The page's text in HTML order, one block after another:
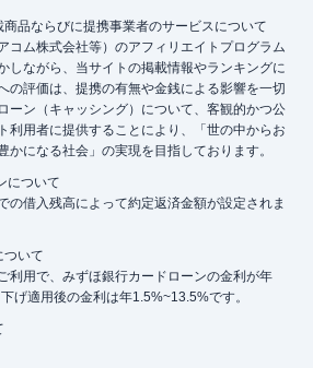
品ならびに提携事業者のサービスについて
コム株式会社等）のアフィリエイトプログラム
しながら、当サイトの掲載情報やランキングに
の評価は、提携の有無や金銭による影響を一切
ーン（キャッシング）について、客観的かつ公
利用者に提供することにより、「世の中からお
かになる社会」の実現を目指しております。
について
借入残高によって約定返済金額が設定されま
ついて
利用で、みずほ銀行カードローンの金利が年
げ適用後の金利は年1.5%~13.5%です。